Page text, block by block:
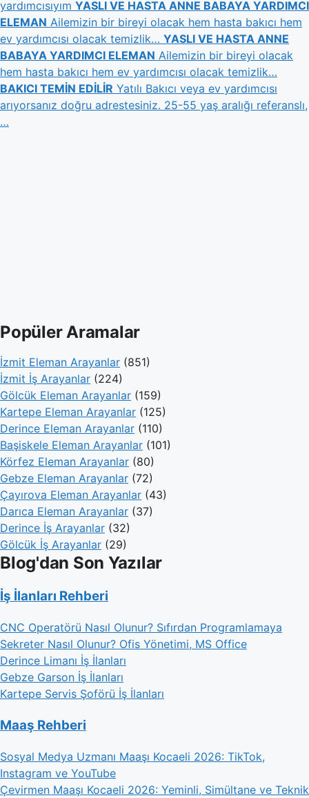
yardımcısıyım YASLI VE HASTA ANNE BABAYA YARDIMCI
ELEMAN Ailemizin bir bireyi olacak hem hasta bakıcı hem
ev yardımcısı olacak temizlik… YASLI VE HASTA ANNE
BABAYA YARDIMCI ELEMAN Ailemizin bir bireyi olacak
hem hasta bakıcı hem ev yardımcısı olacak temizlik…
BAKICI TEMİN EDİLİR Yatılı Bakıcı veya ev yardımcısı
arıyorsanız doğru adrestesiniz. 25-55 yaş aralığı referanslı,
…
Popüler Aramalar
İzmit Eleman Arayanlar (851)
İzmit İş Arayanlar (224)
Gölcük Eleman Arayanlar (159)
Kartepe Eleman Arayanlar (125)
Derince Eleman Arayanlar (110)
Başiskele Eleman Arayanlar (101)
Körfez Eleman Arayanlar (80)
Gebze Eleman Arayanlar (72)
Çayırova Eleman Arayanlar (43)
Darıca Eleman Arayanlar (37)
Derince İş Arayanlar (32)
Gölcük İş Arayanlar (29)
Blog'dan Son Yazılar
İş İlanları Rehberi
CNC Operatörü Nasıl Olunur? Sıfırdan Programlamaya
Sekreter Nasıl Olunur? Ofis Yönetimi, MS Office
Derince Limanı İş İlanları
Gebze Garson İş İlanları
Kartepe Servis Şoförü İş İlanları
Maaş Rehberi
Sosyal Medya Uzmanı Maaşı Kocaeli 2026: TikTok,
Instagram ve YouTube
Çevirmen Maaşı Kocaeli 2026: Yeminli, Simültane ve Teknik